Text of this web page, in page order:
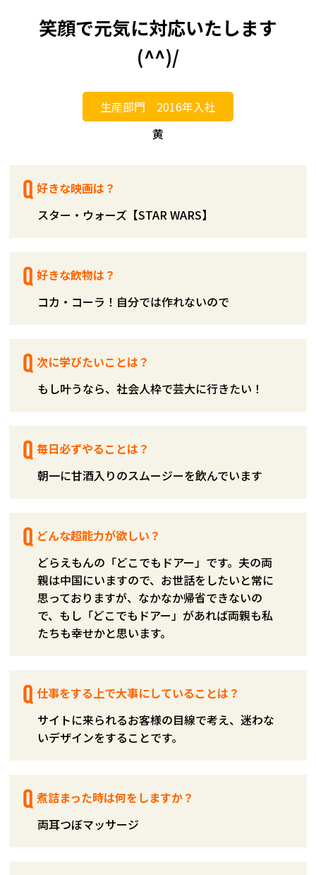
笑顔で元気に対応いたします
(^^)/
生産部門 2016年入社
好きな映画は？
スター・ウォーズ【STAR WARS】
好きな飲物は？
コカ・コーラ！自分では作れないので
次に学びたいことは？
もし叶うなら、社会人枠で芸大に行きたい！
毎日必ずやることは？
朝一に甘酒入りのスムージーを飲んでいます
どんな超能力が欲しい？
どらえもんの「どこでもドアー」です。夫の両
親は中国にいますので、お世話をしたいと常に
思っておりますが、なかなか帰省できないの
で、もし「どこでもドアー」があれば両親も私
たちも幸せかと思います。
仕事をする上で大事にしていることは？
サイトに来られるお客様の目線で考え、迷わな
いデザインをすることです。
煮詰まった時は何をしますか？
両耳つぼマッサージ